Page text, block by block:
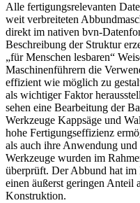
Alle fertigungsrelevanten
weit verbreiteten
direkt im nativen bvn-
Beschreibung der Struktur
„für Menschen lesbaren“
Maschinenführern die
effizient wie möglich zu
als wichtiger Faktor
sehen eine Bearbeitung der
Werkzeuge Kappsäge und
hohe Fertigungseffizienz
als auch ihre Anwendung
Werkzeuge wurden im
überprüft. Der Abbund hat im
einen äußerst geringen Anteil
Konstruktion.